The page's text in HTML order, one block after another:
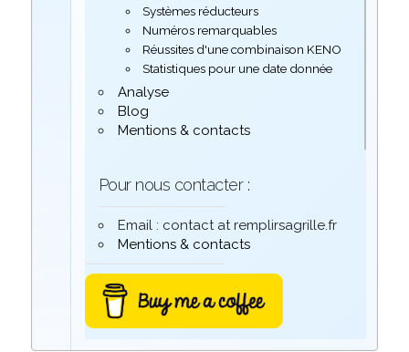
Systèmes réducteurs
Numéros remarquables
Réussites d'une combinaison KENO
Statistiques pour une date donnée
Analyse
Blog
Mentions & contacts
Pour nous contacter :
Email : contact at remplirsagrille.fr
Mentions & contacts